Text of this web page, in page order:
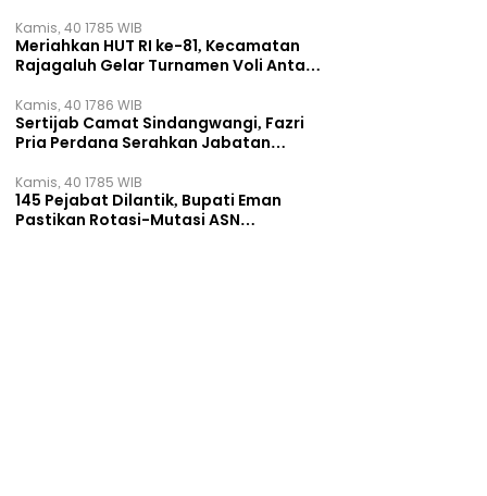
Kamis, 40 1785 WIB
Meriahkan HUT RI ke-81, Kecamatan
Rajagaluh Gelar Turnamen Voli Antar
Kamis, 40 1786 WIB
Sertijab Camat Sindangwangi, Fazri
Pria Perdana Serahkan Jabatan
Kamis, 40 1785 WIB
145 Pejabat Dilantik, Bupati Eman
Pastikan Rotasi-Mutasi ASN